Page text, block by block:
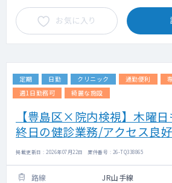
お気に入り
定期 日勤 クリニック 通勤便利
週1日勤務可
綺麗な施設
【豊島区×院内検視】木曜
終日の健診業務/アクセス良好
掲載更新日 : 2026年07月22日 案件番号 : 26-TQ338865
路線 JR山手線